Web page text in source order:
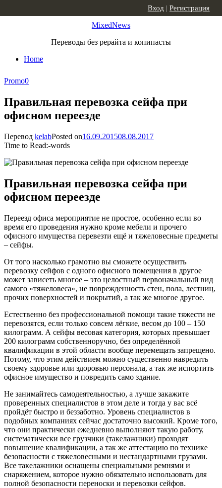
MixedNews
Переводы без рерайта и копипасты
Home
Вход | Регистрация
Promo0
Правильная перевозка сейфа при
офисном переезде
Перевод kelabPosted on16.09.201508.08.2017
Time to Read:-words
Правильная перевозка сейфа при
офисном переезде
Переезд офиса мероприятие не простое, особенно если во
время его проведения нужно кроме мебели и прочего
офисного имущества перевезти ещё и тяжеловесные предметы
– сейфы.
От того насколько грамотно вы сможете осуществить
перевозку сейфов с одного офисного помещения в другое
может зависеть многое – это целостный первоначальный вид
самого «тяжеловеса», не поврежденность стен, пола, лестниц,
прочих поверхностей и покрытий, а так же многое другое.
Естественно без профессиональной помощи такие тяжести не
перевозятся, если только совсем лёгкие, весом до 100 – 150
килограмм. А сейфы весовая категория, которых превышает
200 килограмм собственноручно, без определённой
квалификации в этой области вообще перемещать запрещено.
Потому, что этим действием можно существенно навредить
своему здоровье или здоровью персонала, а так же испортить
офисное имущество и повредить само здание.
Не занимайтесь самодеятельностью, а лучше закажите
проверенных специалистов в этом деле и тогда у вас всё
пройдёт быстро и беззаботно. Уровень специалистов в
подобных компаниях сейчас достаточно высокий. Кроме того,
что они практически ежедневно выполняют такую работу,
систематически все грузчики (такелажники) проходят
повышение квалификации, а так же аттестацию по технике
безопасности с тяжеловесными и нестандартными грузами.
Все такелажники оснащены специальными ремнями и
снаряжением, которое нужно обязательно использовать для
полной безопасности переноски и перевозки сейфов.